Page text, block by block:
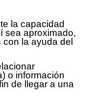
la capacidad
sea aproximado,
la ayuda del
) o información
de llegar a una